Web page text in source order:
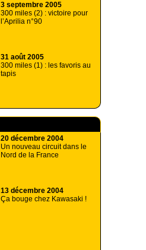
3 septembre 2005
300 miles (2) : victoire pour
l’Aprilia n°90
31 août 2005
300 miles (1) : les favoris au
tapis
20 décembre 2004
Un nouveau circuit dans le
Nord de la France
13 décembre 2004
Ça bouge chez Kawasaki !